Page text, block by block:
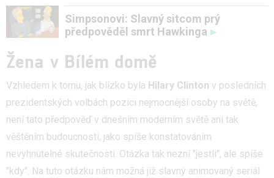
Simpsonovi: Slavný sitcom prý
předpověděl smrt Hawkinga
Žena v Bílém domě
Vzhledem k tomu, jak blízko byla Hilary Clinton v posledních
prezidentských volbách pozici nejmocnější osoby na světě,
není tato předpověď v dnešním moderním světě ani tak
věštěním budoucnosti, jako spíše konstatováním
nevyhnutelné skutečnosti. Otázka tak nezní "jestli", ale spíše
"kdy". Na tuto otázku nám možná již slavný animovaný seriál